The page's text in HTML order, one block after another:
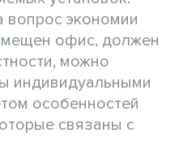
экономии
офис, должен
можно
индивидуальными
особенностей
связаны с